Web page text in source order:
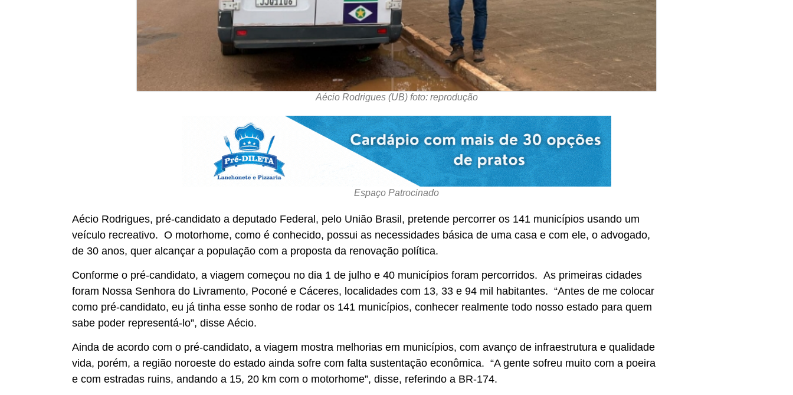
Aécio Rodrigues (UB) foto: reprodução
Espaço Patrocinado
Aécio Rodrigues, pré-candidato a deputado Federal, pelo União Brasil, pretende percorrer os 141 municípios usando um
veículo recreativo. O motorhome, como é conhecido, possui as necessidades básica de uma casa e com ele, o advogado,
de 30 anos, quer alcançar a população com a proposta da renovação política.
Conforme o pré-candidato, a viagem começou no dia 1 de julho e 40 municípios foram percorridos. As primeiras cidades
foram Nossa Senhora do Livramento, Poconé e Cáceres, localidades com 13, 33 e 94 mil habitantes. “Antes de me colocar
como pré-candidato, eu já tinha esse sonho de rodar os 141 municípios, conhecer realmente todo nosso estado para quem
sabe poder representá-lo”, disse Aécio.
Ainda de acordo com o pré-candidato, a viagem mostra melhorias em municípios, com avanço de infraestrutura e qualidade
vida, porém, a região noroeste do estado ainda sofre com falta sustentação econômica. “A gente sofreu muito com a poeira
e com estradas ruins, andando a 15, 20 km com o motorhome”, disse, referindo a BR-174.